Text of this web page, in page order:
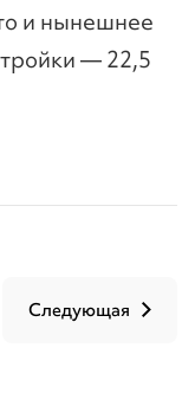
и нынешнее
— 22,5
Следующая